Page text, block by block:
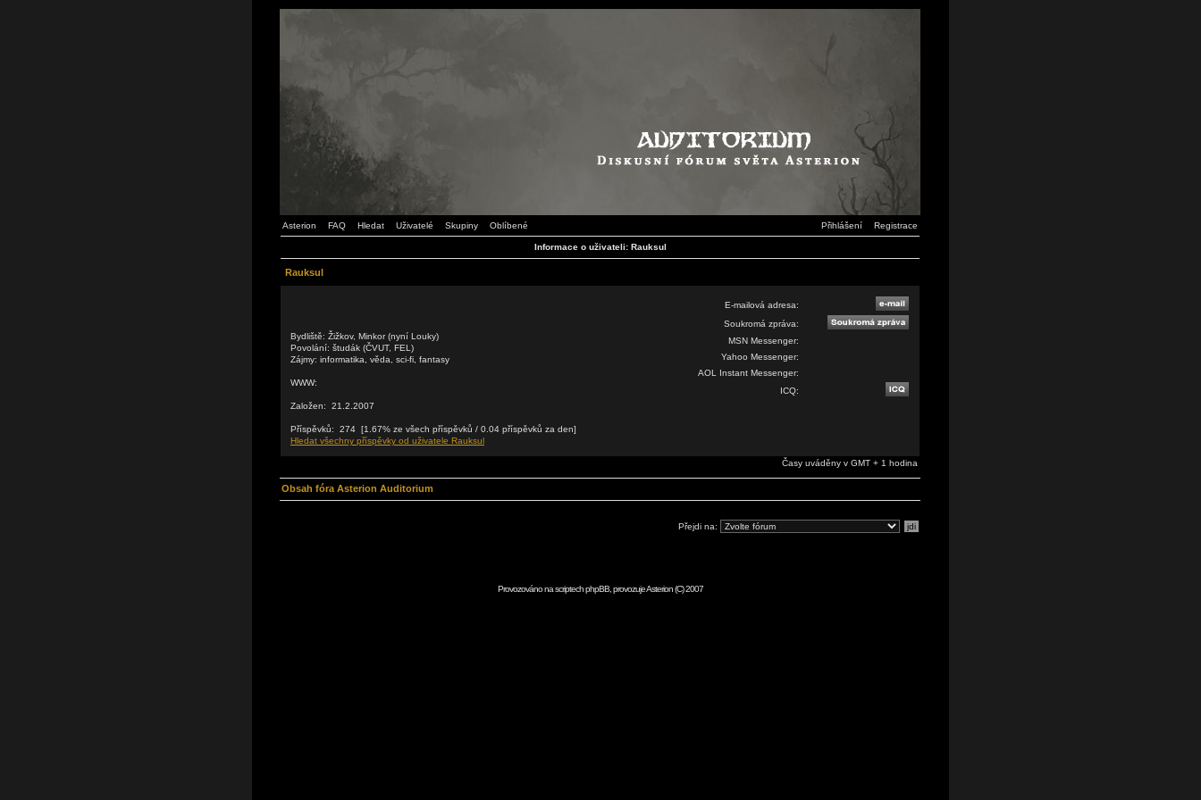
Asterion FAQ Hledat Uživatelé Skupiny Oblíbené Přihlášení Registrace
Informace o uživateli: Rauksul
Rauksul
Bydliště: Žižkov, Minkor (nyní Louky)
Povolání: študák (ČVUT, FEL)
Zájmy: informatika, věda, sci-fi, fantasy
WWW:
Založen: 21.2.2007
Příspěvků: 274 [1.67% ze všech příspěvků / 0.04 příspěvků za den]
Hledat všechny příspěvky od uživatele Rauksul
E-mailová adresa:
Soukromá zpráva:
MSN Messenger:
Yahoo Messenger:
AOL Instant Messenger:
ICQ:
Časy uváděny v GMT + 1 hodina
Obsah fóra Asterion Auditorium
Přejdi na:
Provozováno na scriptechphpBB, provozujeAsterion(C) 2007